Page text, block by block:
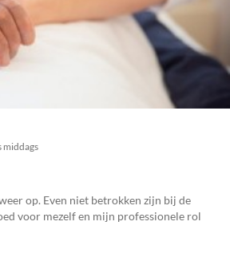
middags
op. Even niet betrokken zijn bij de
voor mezelf en mijn professionele rol